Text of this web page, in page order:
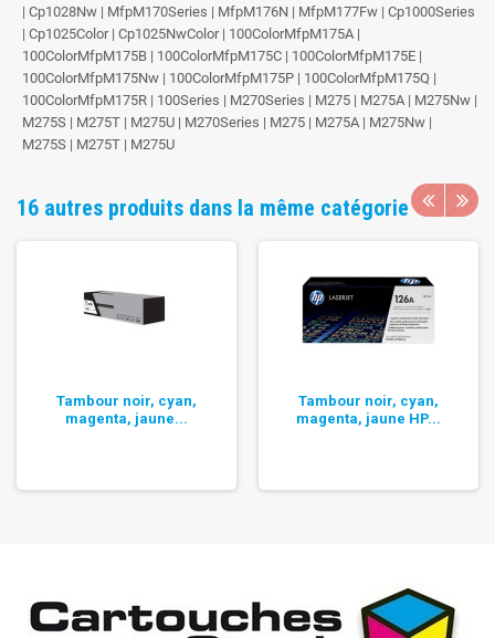
| Cp1028Nw | MfpM170Series | MfpM176N | MfpM177Fw | Cp1000Series
| Cp1025Color | Cp1025NwColor | 100ColorMfpM175A |
100ColorMfpM175B | 100ColorMfpM175C | 100ColorMfpM175E |
100ColorMfpM175Nw | 100ColorMfpM175P | 100ColorMfpM175Q |
100ColorMfpM175R | 100Series | M270Series | M275 | M275A | M275Nw |
M275S | M275T | M275U | M270Series | M275 | M275A | M275Nw |
M275S | M275T | M275U
16 autres produits dans la même catégorie
Tambour noir, cyan,
magenta, jaune...
Tambour noir, cyan,
magenta, jaune HP...